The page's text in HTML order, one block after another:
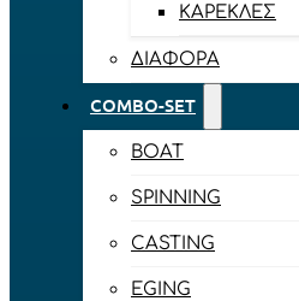
ΚΑΡΈΚΛΕΣ
ΔΙΆΦΟΡΑ
COMBO-SET
BOAT
SPINNING
CASTING
EGING